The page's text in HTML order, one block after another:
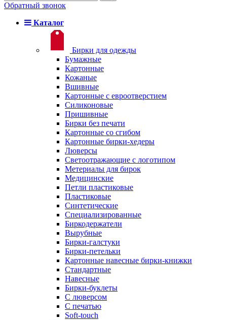
Обратный звонок
Каталог
Бирки для одежды
Бумажные
Картонные
Кожаные
Вшивные
Картонные с евроотверстием
Силиконовые
Пришивные
Бирки без печати
Картонные со сгибом
Картонные бирки-хедеры
Люверсы
Светоотражающие с логотипом
Метериалы для бирок
Медицинские
Петли пластиковые
Пластиковые
Синтетические
Специализированные
Биркодержатели
Вырубные
Бирки-галстуки
Бирки-петельки
Картонные навесные бирки-книжки
Стандартные
Навесные
Бирки-буклеты
С люверсом
С печатью
Soft-touch